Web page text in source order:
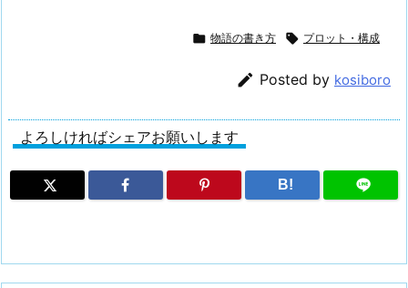
 物語の書き方  プロット・構成
 Posted by kosiboro
よろしければシェアお願いします
B!